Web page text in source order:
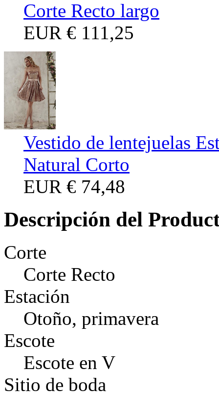
Corte Recto largo
EUR € 111,25
Vestido de lentejuelas
Natural Corto
EUR € 74,48
Descripción del
Corte
Corte Recto
Estación
Otoño, primavera
Escote
Escote en V
Sitio de boda